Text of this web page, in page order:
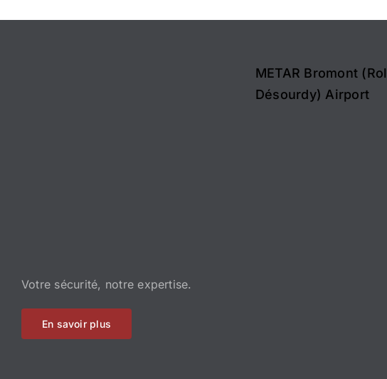
Votre sécurité, notre expertise.
En savoir plus
METAR Bromont
Désourdy) Airport